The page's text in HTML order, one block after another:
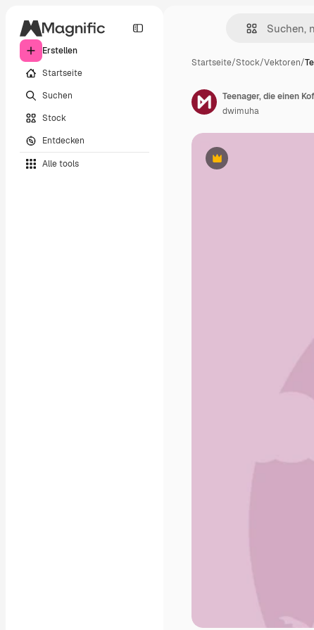
Erstellen
Startseite
Suchen
Stock
Entdecken
Alle tools
Startseite/Stock/Vektoren/
Premium
Teenager, die einen
dwimuha